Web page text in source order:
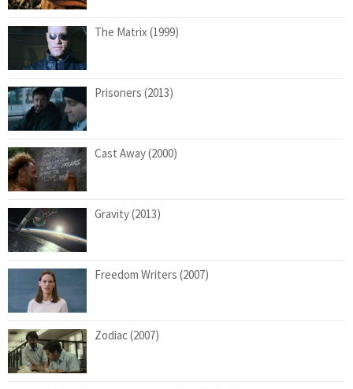
The Matrix (1999)
Prisoners (2013)
Cast Away (2000)
Gravity (2013)
Freedom Writers (2007)
Zodiac (2007)